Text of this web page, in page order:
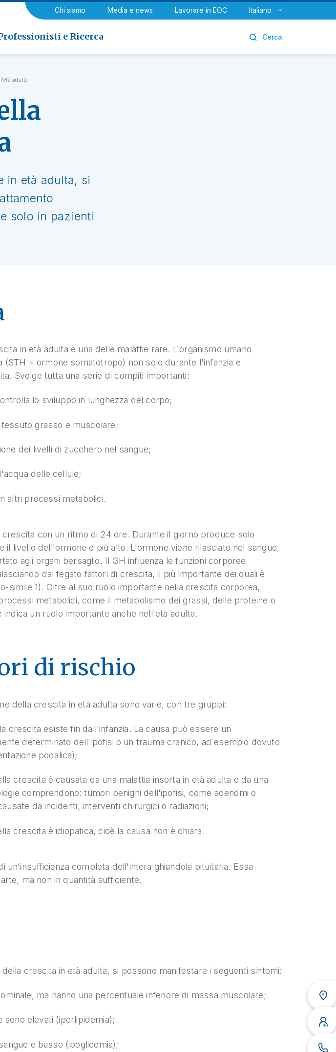
Chi siamo Media e news Lavorare in EOC Italiano
e Ricerca Cerca
Medicina riabilitativa
Neurologia e Neurochirurgia Urologia
adulta
in età adulta, si
solo in pazienti
in età adulta è una delle malattie rare. L'organismo umano
= ormone somatotropo) non solo durante l'infanzia e
Svolge tutta una serie di compiti importanti:
lo sviluppo in lunghezza del corpo;
grasso e muscolare;
dei livelli di zucchero nel sangue;
delle cellule;
altri processi metabolici.
con un ritmo di 24 ore. Durante il giorno produce solo
il livello dell'ormone è più alto. L'ormone viene rilasciato nel sangue,
agli organi bersaglio. Il GH influenza le funzioni corporee
dal fegato fattori di crescita, il più importante dei quali è
simile 1). Oltre al suo ruolo importante nella crescita corporea,
metabolici, come il metabolismo dei grassi, delle proteine o
indica un ruolo importante anche nell'età adulta.
di rischio
della crescita in età adulta sono varie, con tre gruppi:
crescita esiste fin dall'infanzia. La causa può essere un
determinato dell'ipofisi o un trauma cranico, ad esempio dovuto
podalica);
crescita è causata da una malattia insorta in età adulta o da una
comprendono: tumori benigni dell'ipofisi, come adenomi o
da incidenti, interventi chirurgici o radiazioni;
crescita è idiopatica, cioè la causa non è chiara.
un'insufficienza completa dell'intera ghiandola pituitaria. Essa
ma non in quantità sufficiente.
crescita in età adulta, si possono manifestare i seguenti sintomi:
ma hanno una percentuale inferiore di massa muscolare;
sono elevati (iperlipidemia);
è basso (ipoglicemia);